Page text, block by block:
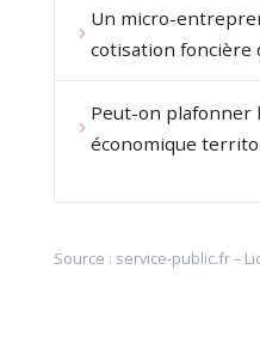
Un micro-
cotisation foncière
Peut-on plafonner
économique
Source : service-public.fr–